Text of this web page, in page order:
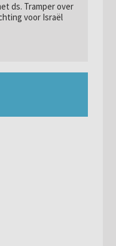
ds. Tramper over
voor Israël